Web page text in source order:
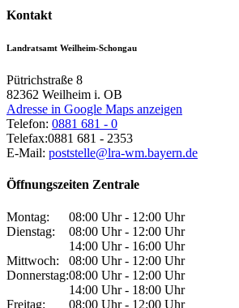
Kontakt
Landratsamt Weilheim-Schongau
Pütrichstraße 8
82362 Weilheim i. OB
Adresse in Google Maps anzeigen
Telefon: 0881 681 - 0
Telefax:0881 681 - 2353
E-Mail: poststelle@lra-wm.bayern.de
Öffnungszeiten Zentrale
Montag:
08:00 Uhr - 12:00 Uhr
Dienstag:
08:00 Uhr - 12:00 Uhr
14:00 Uhr - 16:00 Uhr
Mittwoch:
08:00 Uhr - 12:00 Uhr
Donnerstag:08:00 Uhr - 12:00 Uhr
14:00 Uhr - 18:00 Uhr
Freitag:
08:00 Uhr - 12:00 Uhr